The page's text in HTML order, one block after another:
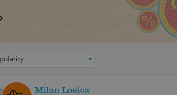
Milan Lasica